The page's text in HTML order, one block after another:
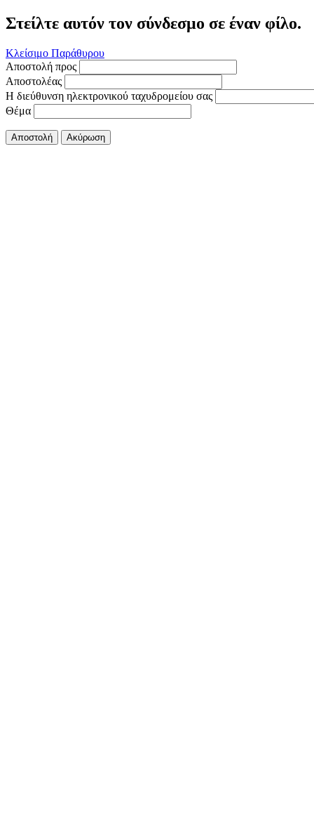
Στείλτε αυτόν τον σύνδεσμο σε έναν φίλο.
Κλείσιμο Παράθυρου
Αποστολή προς
Αποστολέας
Η διεύθυνση ηλεκτρονικού ταχυδρομείου σας
Θέμα
Αποστολή Ακύρωση